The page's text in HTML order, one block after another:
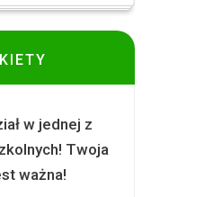
w jednej z
Twoja
ważna!